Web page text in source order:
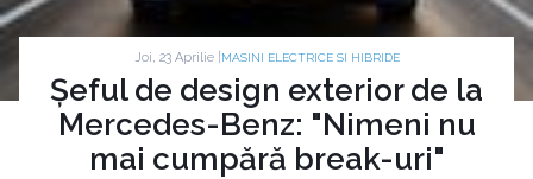
Joi, 23 Aprilie | MASINI ELECTRICE SI HIBRIDE
Șeful de design exterior de la
Mercedes-Benz: "Nimeni nu
mai cumpără break-uri"